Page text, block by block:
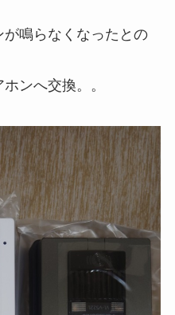
鳴らなくなったとの
ンへ交換。。